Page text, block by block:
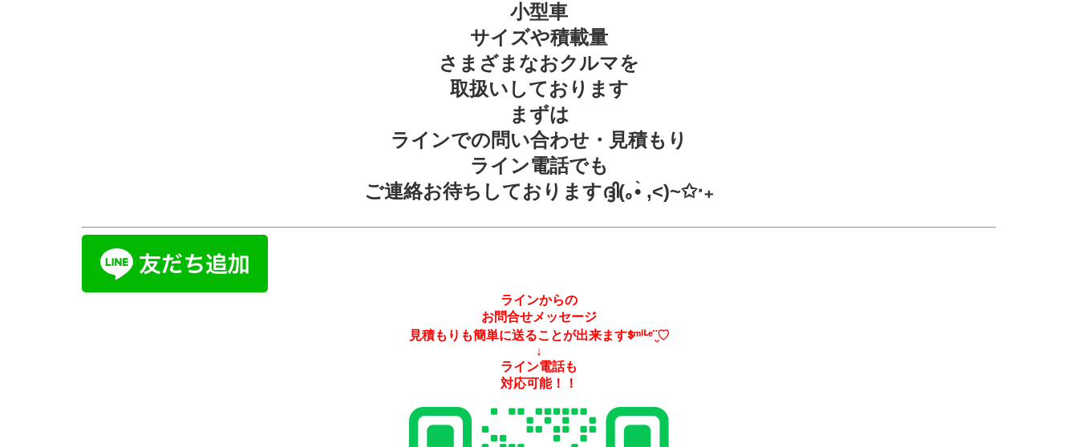
小型車
サイズや積載量
さまざまなおクルマを
取扱いしております
まずは
ラインでの問い合わせ・見積もり
ライン電話でも
ご連絡お待ちしておりますദ്ദി(｡•̀ ,<)~✩‧₊
ラインからの
お問合せメッセージ
見積もりも簡単に送ることが出来ますᙚᵐⁱᒻᵉ¨̮♡
↓
ライン電話も
対応可能！！